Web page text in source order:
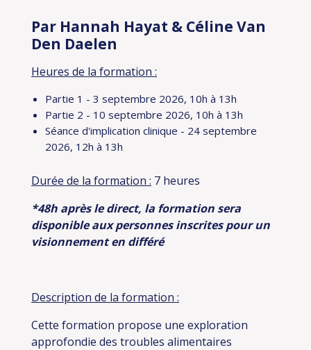
Par Hannah Hayat & Céline Van
Den Daelen
Heures de la formation :
Partie 1 - 3 septembre 2026, 10h à 13h
Partie 2 - 10 septembre 2026, 10h à 13h
Séance d'implication clinique - 24 septembre
2026, 12h à 13h
Durée de la formation : 7 heures
*48h après le direct, la formation sera
disponible aux personnes inscrites pour un
visionnement en différé
Description de la formation :
Cette formation propose une exploration
approfondie des troubles alimentaires